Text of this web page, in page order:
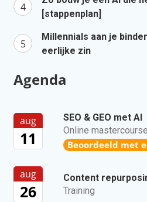
[stappenplan]
Millennials aan je
eerlijke zin
Agenda
aug
11
SEO & GEO met AI
Online mastercourse
Beoordeeld met
aug
26
Content
Training